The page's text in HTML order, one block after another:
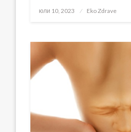
Posted
юли 10, 2023 Eko Zdrave